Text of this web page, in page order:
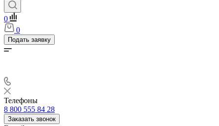
0
0
Подать заявку
Телефоны
8 800 555 84 28
Заказать звонок